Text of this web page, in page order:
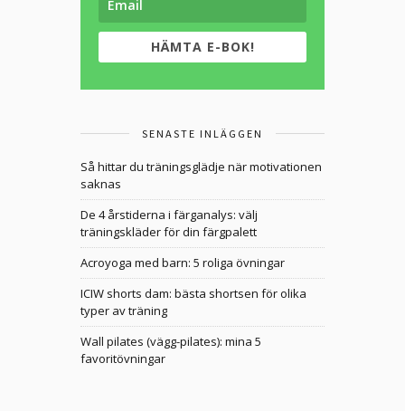
HÄMTA E-BOK!
SENASTE INLÄGGEN
Så hittar du träningsglädje när motivationen
saknas
De 4 årstiderna i färganalys: välj
träningskläder för din färgpalett
Acroyoga med barn: 5 roliga övningar
ICIW shorts dam: bästa shortsen för olika
typer av träning
Wall pilates (vägg-pilates): mina 5
favoritövningar